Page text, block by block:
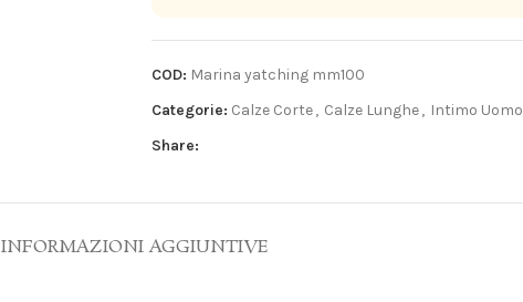
COD: Marina yatching mm100
Categorie: Calze Corte, Calze Lunghe, Intimo Uomo
Share:
INFORMAZIONI AGGIUNTIVE